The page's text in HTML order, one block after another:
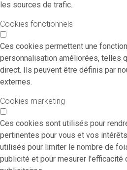
les sources de trafic.
Cookies fonctionnels
Ces cookies permettent une
personnalisation améliorées, telles
direct. Ils peuvent être définis par
externes.
Cookies marketing
Ces cookies sont utilisés pour
pertinentes pour vous et vos
utilisés pour limiter le nombre de
publicité et pour mesurer l'efficacité